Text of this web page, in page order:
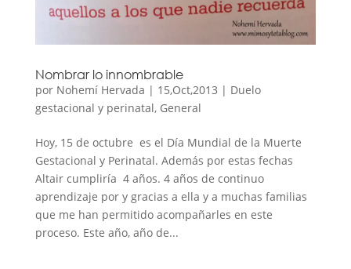
Nombrar lo innombrable
por Nohemí Hervada | 15,Oct,2013 | Duelo
gestacional y perinatal, General
Hoy, 15 de octubre es el Día Mundial de la Muerte
Gestacional y Perinatal. Además por estas fechas
Altair cumpliría 4 años. 4 años de continuo
aprendizaje por y gracias a ella y a muchas familias
que me han permitido acompañarles en este
proceso. Este año, año de...